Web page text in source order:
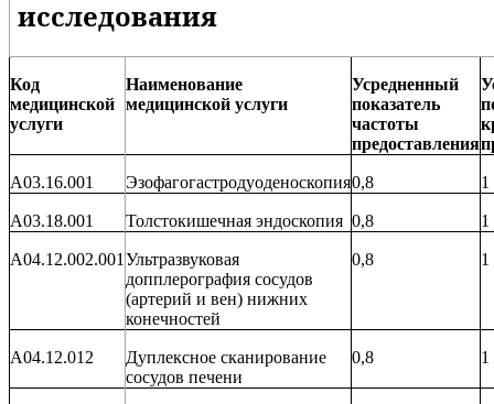
исследования
Код
медицинской
услуги
Наименование
медицинской услуги
Усредненный
показатель
частоты
предоставления
A03.16.001 Эзофагогастродуоденоскопия0,8 1
A03.18.001 Толстокишечная эндоскопия 0,8 1
A04.12.002.001 Ультразвуковая
допплерография сосудов
(артерий и вен) нижних
конечностей
0,8 1
A04.12.012
Дуплексное сканирование
сосудов печени
0,8 1